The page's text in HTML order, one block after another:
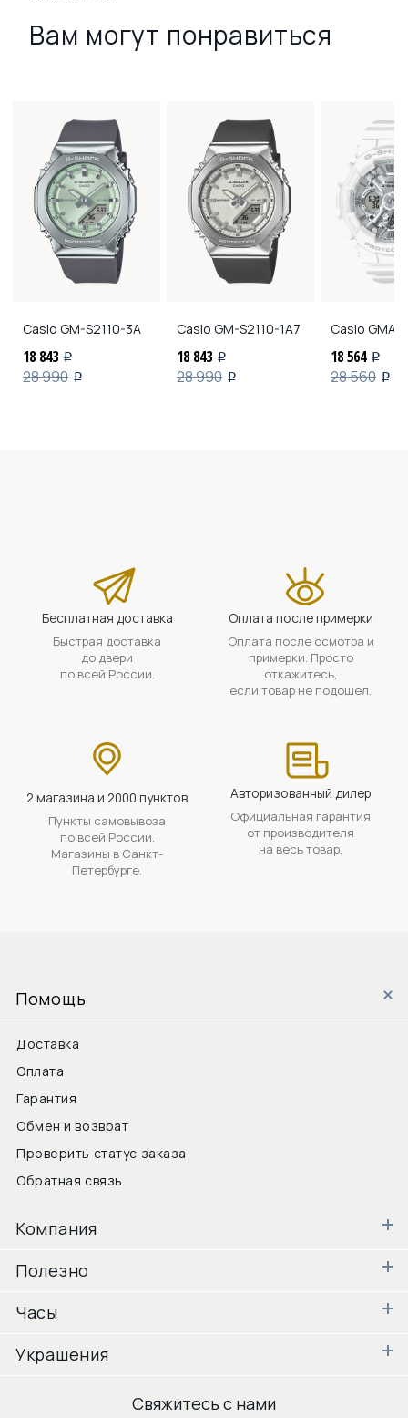
Вам могут понравиться
Casio GM-S2110-3A
18 843 i
28 990 i
Casio GM-S2110-1A7
18 843 i
28 990 i
Casio GMA-
18 564 i
28 560 i
Бесплатная доставка
Быстрая доставка
до двери
по всей России.
Оплата после примерки
Оплата после осмотра и
примерки. Просто
откажитесь,
если товар не подошел.
2 магазина и 2000 пунктов
Пункты самовывоза
по всей России.
Магазины в Санкт-
Петербурге.
Авторизованный дилер
Официальная гарантия
от производителя
на весь товар.
Помощь
Доставка
Оплата
Гарантия
Обмен и возврат
Проверить статус заказа
Обратная связь
Компания
Полезно
Часы
Украшения
Свяжитесь с нами